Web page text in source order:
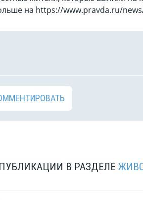
на https://www.pravda.ru/
В РАЗДЕЛЕ